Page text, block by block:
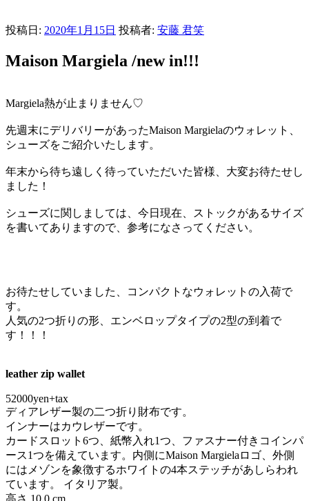
投稿日: 2020年1月15日 投稿者: 安藤 君笑
Maison Margiela /new in!!!
Margiela熱が止まりません♡
先週末にデリバリーがあったMaison Margielaのウォレット、
シューズをご紹介いたします。
年末から待ち遠しく待っていただいた皆様、大変お待たせし
ました！
シューズに関しましては、今日現在、ストックがあるサイズ
を書いてありますので、参考になさってください。
お待たせしていました、コンパクトなウォレットの入荷で
す。
人気の2つ折りの形、エンベロップタイプの2型の到着で
す！！！
leather zip wallet
52000yen+tax
ディアレザー製の二つ折り財布です。
インナーはカウレザーです。
カードスロット6つ、紙幣入れ1つ、ファスナー付きコインパ
ース1つを備えています。内側にMaison Margielaロゴ、外側
にはメゾンを象徴するホワイトの4本ステッチがあしらわれ
ています。 イタリア製。
高さ 10.0 cm